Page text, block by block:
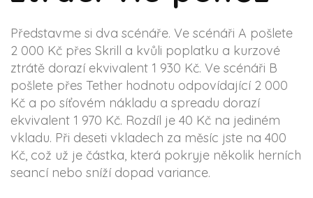
Představme si dva scénáře. Ve scénáři A pošlete
2 000 Kč přes Skrill a kvůli poplatku a kurzové
ztrátě dorazí ekvivalent 1 930 Kč. Ve scénáři B
pošlete přes Tether hodnotu odpovídající 2 000
Kč a po síťovém nákladu a spreadu dorazí
ekvivalent 1 970 Kč. Rozdíl je 40 Kč na jediném
vkladu. Při deseti vkladech za měsíc jste na 400
Kč, což už je částka, která pokryje několik herních
seancí nebo sníží dopad variance.